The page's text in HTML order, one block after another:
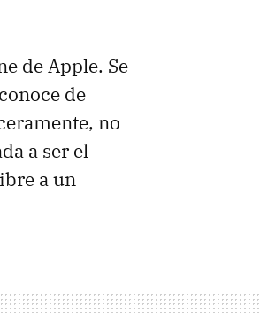
de Apple. Se
de
no
a ser el
a un